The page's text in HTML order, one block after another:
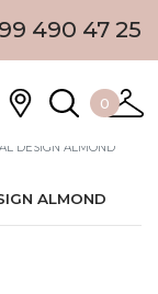
490 47 25
0
DESIGN ALMOND
ALMOND